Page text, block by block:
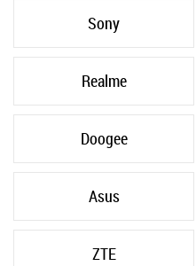
Sony
Realme
Doogee
Asus
ZTE